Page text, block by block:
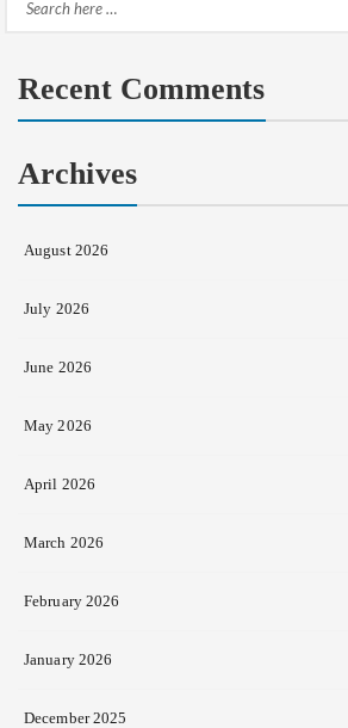
Search
Recent Comments
Archives
August 2026
July 2026
June 2026
May 2026
April 2026
March 2026
February 2026
January 2026
December 2025